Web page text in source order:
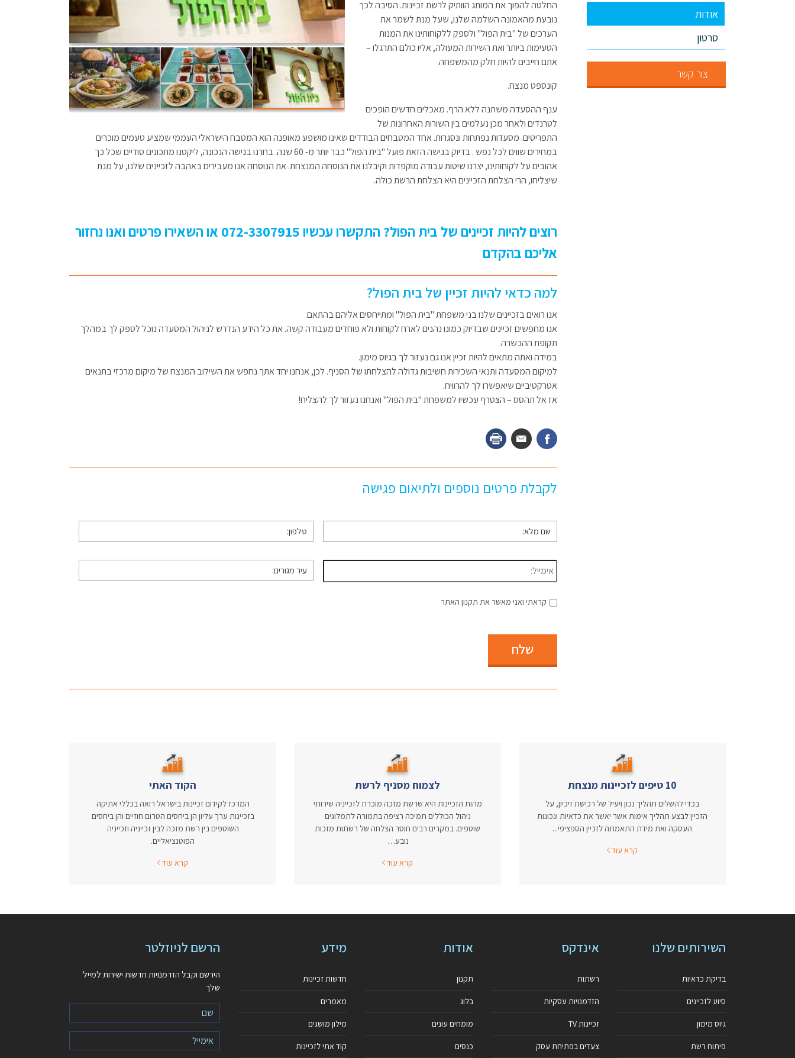
החלטה להפוך את המותג הוותיק לרשת זכיינות. הסיבה לכך
נובעת מהאמונה השלמה שלנו, שעל מנת לשמר את
הערכים של "בית הפול" ולספק ללקוחותינו את המנות
הטעימות ביותר ואת השירות המעולה, אליו כולם התרגלו –
אתם חייבים להיות חלק מהמשפחה.
קונספט מנצח.
ענף ההסעדה משתנה ללא הרף. מאכלים חדשים הופכים
לטרנדים ולאחר מכן נעלמים בין השורות האחרונות של
התפריטים. מסעדות נפתחות ונסגרות. אחד המטבחים הבודדים שאינו מושפע מאופנה הוא המטבח הישראלי העממי שמציע טעמים מוכרים
במחירים שווים לכל נפש . בדיוק בנישה הזאת פועל "בית הפול" כבר יותר מ- 60 שנה. בחרנו בנישה הנכונה, ליקטנו מתכונים סודיים שכל כך
אהובים על לקוחותינו, יצרנו שיטות עבודה מוקפדות וקיבלנו את הנוסחה המנצחת. את הנוסחה אנו מעבירים באהבה לזכיינים שלנו, על מנת
שיצליחו, הרי הצלחת הזכיינים היא הצלחת הרשת כולה.
רוצים להיות זכיינים של בית הפול? התקשרו עכשיו 072-3307915 או השאירו פרטים ואנו נחזור
אליכם בהקדם
למה כדאי להיות זכיין של בית הפול?
אנו רואים בזכיינים שלנו בני משפחת "בית הפול" ומתייחסים אליהם בהתאם.
אנו מחפשים זכיינים שבדיוק כמונו נהנים לארח לקוחות ולא פוחדים מעבודה קשה. את כל הידע הנדרש לניהול המסעדה נוכל לספק לך במהלך
תקופת ההכשרה.
במידה ואתה מתאים להיות זכיין אנו גם נעזור לך בגיוס מימון.
למיקום המסעדה ותנאי השכירות חשיבות גדולה להצלחתו של הסניף. לכן, אנחנו יחד אתך נחפש את השילוב המנצח של מיקום מרכזי בתנאים
אטרקטיביים שיאפשרו לך להרוויח.
אז אל תהסס – הצטרף עכשיו למשפחת "בית הפול" ואנחנו נעזור לך להצליח!
לקבלת פרטים נוספים ולתיאום פגישה
שם
מלא *
טלפון *
דוא״ל *
עיר
מגורים
קראתי ואני מאשר את תקנון האתר
שלח
אודות
סרטון
צור קשר
10 טיפים לזכיינות מנצחת
בכדי להשלים תהליך נכון ויעיל של רכישת זיכיון, על
הזכיין לבצע תהליך אימות אשר יאשר את כדאיות ונכונות
העסקה ואת מידת התאמתה לזכיין הספציפי...
קרא עוד
לצמוח מסניף לרשת
מהות הזכיינות היא שרשת מזכה מוכרת לזכייניה שירותי
ניהול הכוללים תמיכה רציפה בתמורה לתמלוגים
שוטפים. במקרים רבים חוסר הצלחה של רשתות מזכות
נובע…
קרא עוד
הקוד האתי
המרכז לקידום זכיינות בישראל רואה בכללי אתיקה
בזכיינות ערך עליון הן ביחסים הטרום חוזיים והן ביחסים
השוטפים בין רשת מזכה לבין זכייניה וזכייניה
הפוטנציאליים.
קרא עוד
השירותים שלנו
בדיקת כדאיות
סיוע לזכיינים
גיוס מימון
פיתוח רשת
אינדקס
רשתות
הזדמנויות עסקיות
זכיינות TV
צעדים בפתיחת עסק
אודות
תקנון
בלוג
מומחים עונים
כנסים
מידע
חדשות זכיינות
מאמרים
מילון מושגים
קוד אתי לזכיינות
הרשם לניוזלטר
הירשם וקבל הזדמנויות חדשות ישירות למייל
שלך